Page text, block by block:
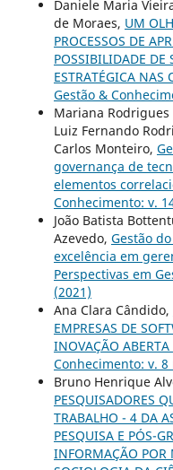
Daniele Maria
de Moraes, UM
PROCESSOS DE
POSSIBILIDADE DE
ESTRATÉGICA NAS
Gestão &
Mariana
Luiz Fernando
Carlos Monteiro,
governança de
elementos
Conhecimento: v.
João Batista
Azevedo, Gestão
excelência em
Perspectivas em
(2021)
Ana Clara Cândido,
EMPRESAS DE
INOVAÇÃO ABERTA
Conhecimento: v. 8
Bruno Henrique
PESQUISADORES
TRABALHO - 4 DA
PESQUISA E PÓS-
INFORMAÇÃO POR